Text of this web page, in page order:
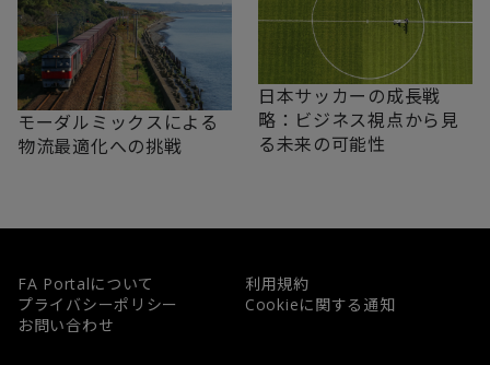
モーダルミックスによる
物流最適化への挑戦
日本サッカーの成長戦
略：ビジネス視点から見
る未来の可能性
FA Portalについて
利用規約
プライバシーポリシー
Cookieに関する通知
お問い合わせ